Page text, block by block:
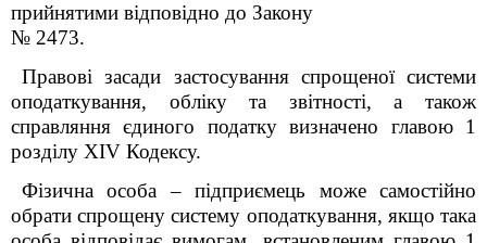
прийнятими відповідно до Закону
№ 2473.
Правові засади застосування спрощеної системи
оподаткування, обліку та звітності, а також
справляння єдиного податку визначено главою 1
розділу XIV Кодексу.
Фізична особа – підприємець може самостійно
обрати спрощену систему оподаткування, якщо така